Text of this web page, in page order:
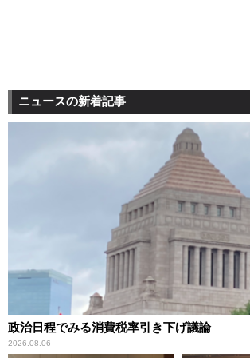
ニュースの新着記事
政治日程でみる消費税率引き下げ議論
2026.08.06